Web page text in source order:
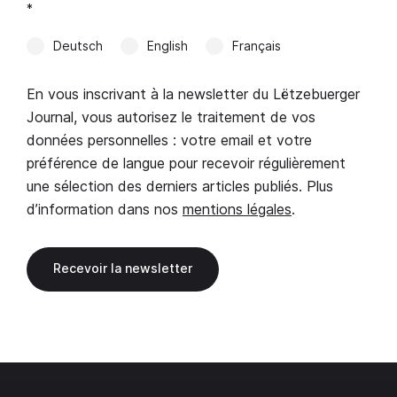
*
Deutsch English Français
En vous inscrivant à la newsletter du Lëtzebuerger
Journal, vous autorisez le traitement de vos
données personnelles : votre email et votre
préférence de langue pour recevoir régulièrement
une sélection des derniers articles publiés. Plus
d’information dans nos mentions légales.